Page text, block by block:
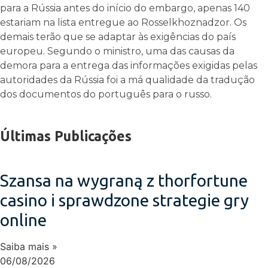
para a Rússia antes do início do embargo, apenas 140
estariam na lista entregue ao Rosselkhoznadzor. Os
demais terão que se adaptar às exigências do país
europeu. Segundo o ministro, uma das causas da
demora para a entrega das informações exigidas pelas
autoridades da Rússia foi a má qualidade da tradução
dos documentos do português para o russo.
Últimas Publicações
Szansa na wygraną z thorfortune
casino i sprawdzone strategie gry
online
Saiba mais »
06/08/2026